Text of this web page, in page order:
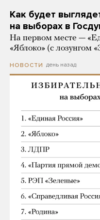
Как будет
на выборах в
На первом месте —
«Яблоко» (с лозунгом
НОВОСТИ день назад